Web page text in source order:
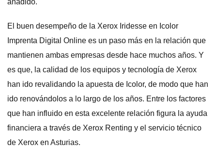
El buen desempeño de la Xerox Iridesse en Icolor
Imprenta Digital Online es un paso más en la relación que
mantienen ambas empresas desde hace muchos años. Y
es que, la calidad de los equipos y tecnología de Xerox
han ido revalidando la apuesta de Icolor, de modo que han
ido renovándolos a lo largo de los años. Entre los factores
que han influido en esta excelente relación figura la ayuda
financiera a través de Xerox Renting y el servicio técnico
de Xerox en Asturias.